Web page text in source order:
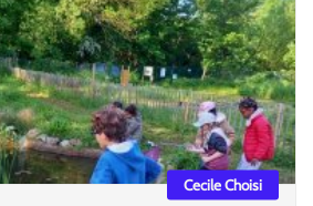
Cecile Choisi